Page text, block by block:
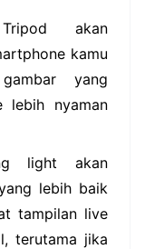
akan
kamu
yang
lebih nyaman
light akan
lebih baik
tampilan live
terutama jika